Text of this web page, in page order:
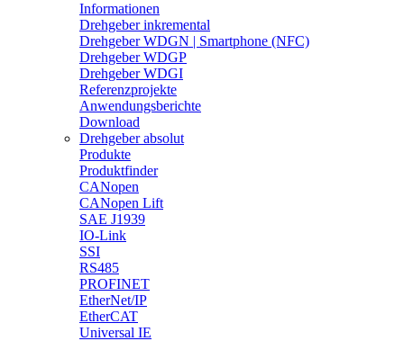
Informationen
Drehgeber inkremental
Drehgeber WDGN | Smartphone (NFC)
Drehgeber WDGP
Drehgeber WDGI
Referenzprojekte
Anwendungsberichte
Download
Drehgeber absolut
Produkte
Produktfinder
CANopen
CANopen Lift
SAE J1939
IO-Link
SSI
RS485
PROFINET
EtherNet/IP
EtherCAT
Universal IE